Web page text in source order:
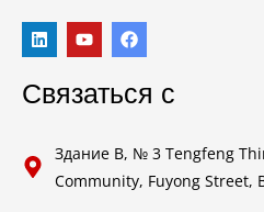
Связаться с
Здание B, № 3 Tengfeng
Community, Fuyong Street,